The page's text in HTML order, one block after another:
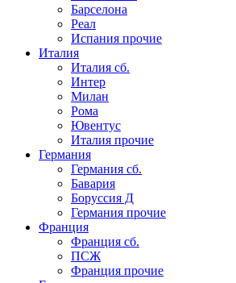
Барселона
Реал
Испания прочие
Италия
Италия сб.
Интер
Милан
Рома
Ювентус
Италия прочие
Германия
Германия сб.
Бавария
Боруссия Д
Германия прочие
Франция
Франция сб.
ПСЖ
Франция прочие